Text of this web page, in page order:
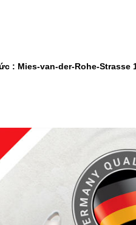
: Mies-van-der-Rohe-Strasse